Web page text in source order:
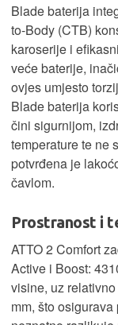
Blade baterija
to-Body (CTB)
karoserije i
veće baterije,
ovjes umjesto
Blade baterija
čini sigurnijom,
temperature te ne
potvrđena je
čavlom.
Prostranost i
ATTO 2 Comfort
Active i Boost:
visine, uz
mm, što